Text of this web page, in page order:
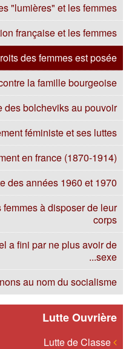
"lumières" et les femmes
française et les femmes
des femmes est posée
la famille bourgeoise
des bolcheviks au pouvoir
féministe et ses luttes
en france (1870-1914)
des années 1960 et 1970
à disposer de leur
corps
a fini par ne plus avoir de
sexe...
au nom du socialisme
Lutte Ouvrière